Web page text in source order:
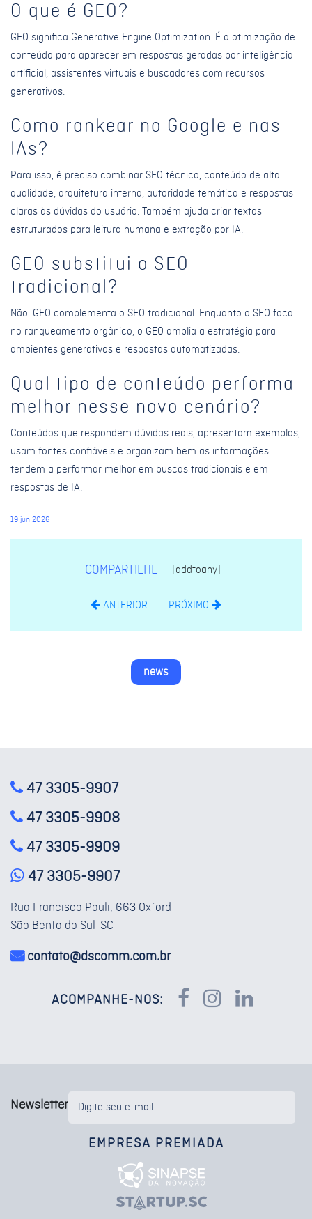
O que é GEO?
GEO significa Generative Engine Optimization. É a otimização de
conteúdo para aparecer em respostas geradas por inteligência
artificial, assistentes virtuais e buscadores com recursos
generativos.
Como rankear no Google e nas
IAs?
Para isso, é preciso combinar SEO técnico, conteúdo de alta
qualidade, arquitetura interna, autoridade temática e respostas
claras às dúvidas do usuário. Também ajuda criar textos
estruturados para leitura humana e extração por IA.
GEO substitui o SEO
tradicional?
Não. GEO complementa o SEO tradicional. Enquanto o SEO foca
no ranqueamento orgânico, o GEO amplia a estratégia para
ambientes generativos e respostas automatizadas.
Qual tipo de conteúdo performa
melhor nesse novo cenário?
Conteúdos que respondem dúvidas reais, apresentam exemplos,
usam fontes confiáveis e organizam bem as informações
tendem a performar melhor em buscas tradicionais e em
respostas de IA.
19 jun 2026
COMPARTILHE [addtoany]
ANTERIOR PRÓXIMO
news
47 3305-9907
47 3305-9908
47 3305-9909
47 3305-9907
Rua Francisco Pauli, 663 Oxford
São Bento do Sul-SC
contato@dscomm.com.br
ACOMPANHE-NOS:
Newsletter
EMPRESA PREMIADA